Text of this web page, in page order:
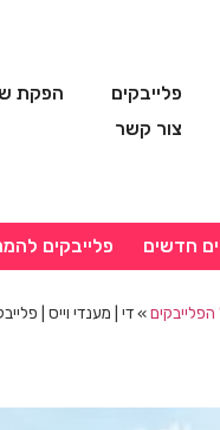
פלייבקים הפקת
צור קשר
חדשים פלייבקים
»די | מענדי וייס |